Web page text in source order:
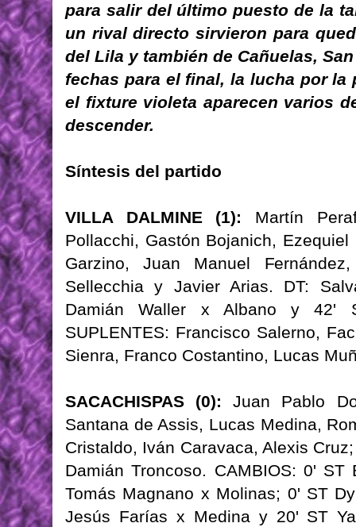
para salir del último puesto de la
un rival directo sirvieron para
del Lila y también de Cañuelas,
fechas para el final, la lucha por la
el fixture violeta aparecen varios
descender.
Síntesis del partido
VILLA DALMINE (1):
Martín
Pollacchi, Gastón Bojanich,
Garzino, Juan Manuel
Sellecchia y Javier Arias. DT:
Damián Waller x Albano y 42'
SUPLENTES: Francisco Salerno,
Sienra, Franco Costantino, Lucas
SACACHISPAS (0): Juan Pablo
Santana de Assis, Lucas Medina,
Cristaldo, Iván Caravaca, Alexis
Damián Troncoso. CAMBIOS: 0'
Tomás Magnano x Molinas; 0' ST
Jesús Farías x Medina y 20' ST